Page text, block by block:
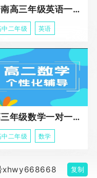
云南高三年级英语一对一个性化辅导基础课程
中二年级 英语
高三年级数学一对一高阶辅导冲刺课程
中二年级 数学
xhwy668668 复制